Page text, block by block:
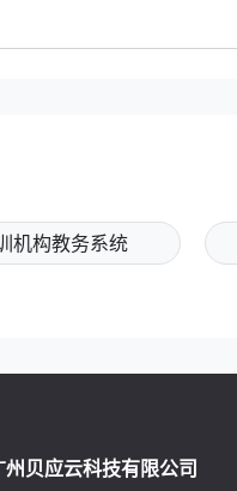
机构教务系统
州贝应云科技有限公司